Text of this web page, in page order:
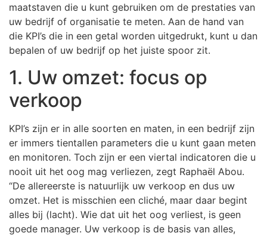
maatstaven die u kunt gebruiken om de prestaties van
uw bedrijf of organisatie te meten. Aan de hand van
die KPI’s die in een getal worden uitgedrukt, kunt u dan
bepalen of uw bedrijf op het juiste spoor zit.
1. Uw omzet: focus op
verkoop
KPI’s zijn er in alle soorten en maten, in een bedrijf zijn
er immers tientallen parameters die u kunt gaan meten
en monitoren. Toch zijn er een viertal indicatoren die u
nooit uit het oog mag verliezen, zegt Raphaël Abou.
“De allereerste is natuurlijk uw verkoop en dus uw
omzet. Het is misschien een cliché, maar daar begint
alles bij (lacht). Wie dat uit het oog verliest, is geen
goede manager. Uw verkoop is de basis van alles,